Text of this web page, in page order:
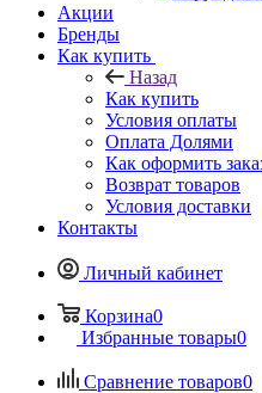
Акции
Бренды
Как купить
Назад
Как купить
Условия оплаты
Оплата Долями
Как оформить
Возврат товаров
Условия доставки
Контакты
Личный кабинет
Корзина0
Избранные товары0
Сравнение товаров0